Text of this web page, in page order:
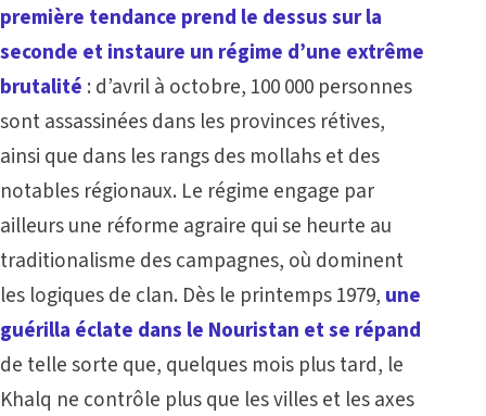
première tendance prend le dessus sur la
seconde et instaure un régime d’une extrême
brutalité : d’avril à octobre, 100 000 personnes
sont assassinées dans les provinces rétives,
ainsi que dans les rangs des mollahs et des
notables régionaux. Le régime engage par
ailleurs une réforme agraire qui se heurte au
traditionalisme des campagnes, où dominent
les logiques de clan. Dès le printemps 1979, une
guérilla éclate dans le Nouristan et se répand
de telle sorte que, quelques mois plus tard, le
Khalq ne contrôle plus que les villes et les axes